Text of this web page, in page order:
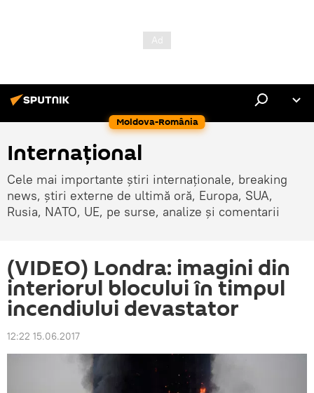
Moldova-România
Internaţional
Cele mai importante știri internaționale, breaking
news, știri externe de ultimă oră, Europa, SUA,
Rusia, NATO, UE, pe surse, analize și comentarii
(VIDEO) Londra: imagini din
interiorul blocului în timpul
incendiului devastator
12:22 15.06.2017